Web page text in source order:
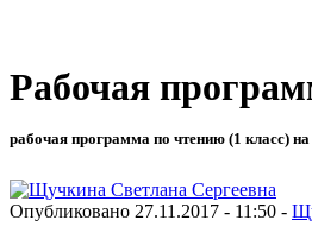
Рабочая
рабочая программа по чтению (1 класс)
Опубликовано 27.11.2017 - 11:50 -